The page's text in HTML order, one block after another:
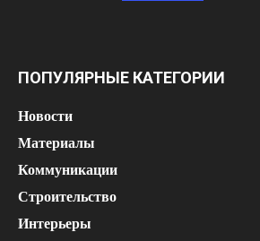
ПОПУЛЯРНЫЕ КАТЕГОРИИ
Новости
Материалы
Коммуникации
Строительство
Интерьеры